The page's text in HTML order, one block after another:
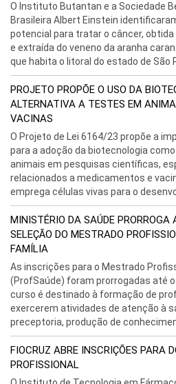
O Instituto Butantan e a Sociedade
Brasileira Albert Einstein
potencial para tratar o câncer,
e extraída do veneno da aranha
que habita o litoral do estado de São
PROJETO PROPÕE O USO DA
ALTERNATIVA A TESTES EM
VACINAS
O Projeto de Lei 6164/23 propõe a
para a adoção da biotecnologia
animais em pesquisas científicas,
relacionados a medicamentos e
emprega células vivas para o
MINISTÉRIO DA SAÚDE PRORROGA
SELEÇÃO DO MESTRADO
FAMÍLIA
As inscrições para o Mestrado
(ProfSaúde) foram prorrogadas até
curso é destinado à formação de
exercerem atividades de atenção à
preceptoria, produção de
FIOCRUZ ABRE INSCRIÇÕES PARA
PROFISSIONAL